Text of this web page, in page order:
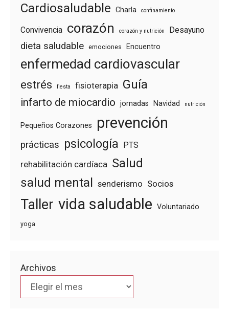
Cardiosaludable Charla confinamiento
Convivencia corazón corazón y nutrición Desayuno
dieta saludable emociones Encuentro
enfermedad cardiovascular
estrés fiesta fisioterapia Guía
infarto de miocardio jornadas Navidad nutrición
Pequeños Corazones prevención
prácticas psicología
PTS
rehabilitación cardíaca Salud
salud mental senderismo Socios
Taller vida saludable Voluntariado
yoga
Archivos